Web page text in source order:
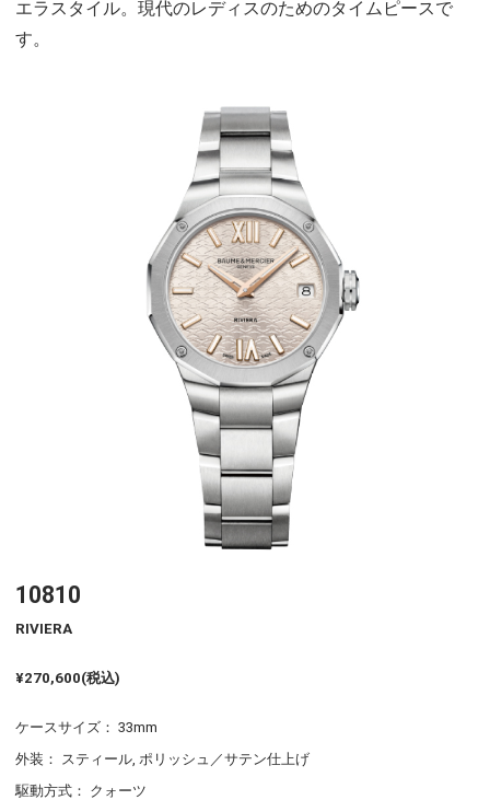
エラスタイル。現代のレディスのためのタイムピースで
す。
10810
RIVIERA
¥270,600(税込)
ケースサイズ： 33mm
外装： スティール, ポリッシュ／サテン仕上げ
駆動方式： クォーツ